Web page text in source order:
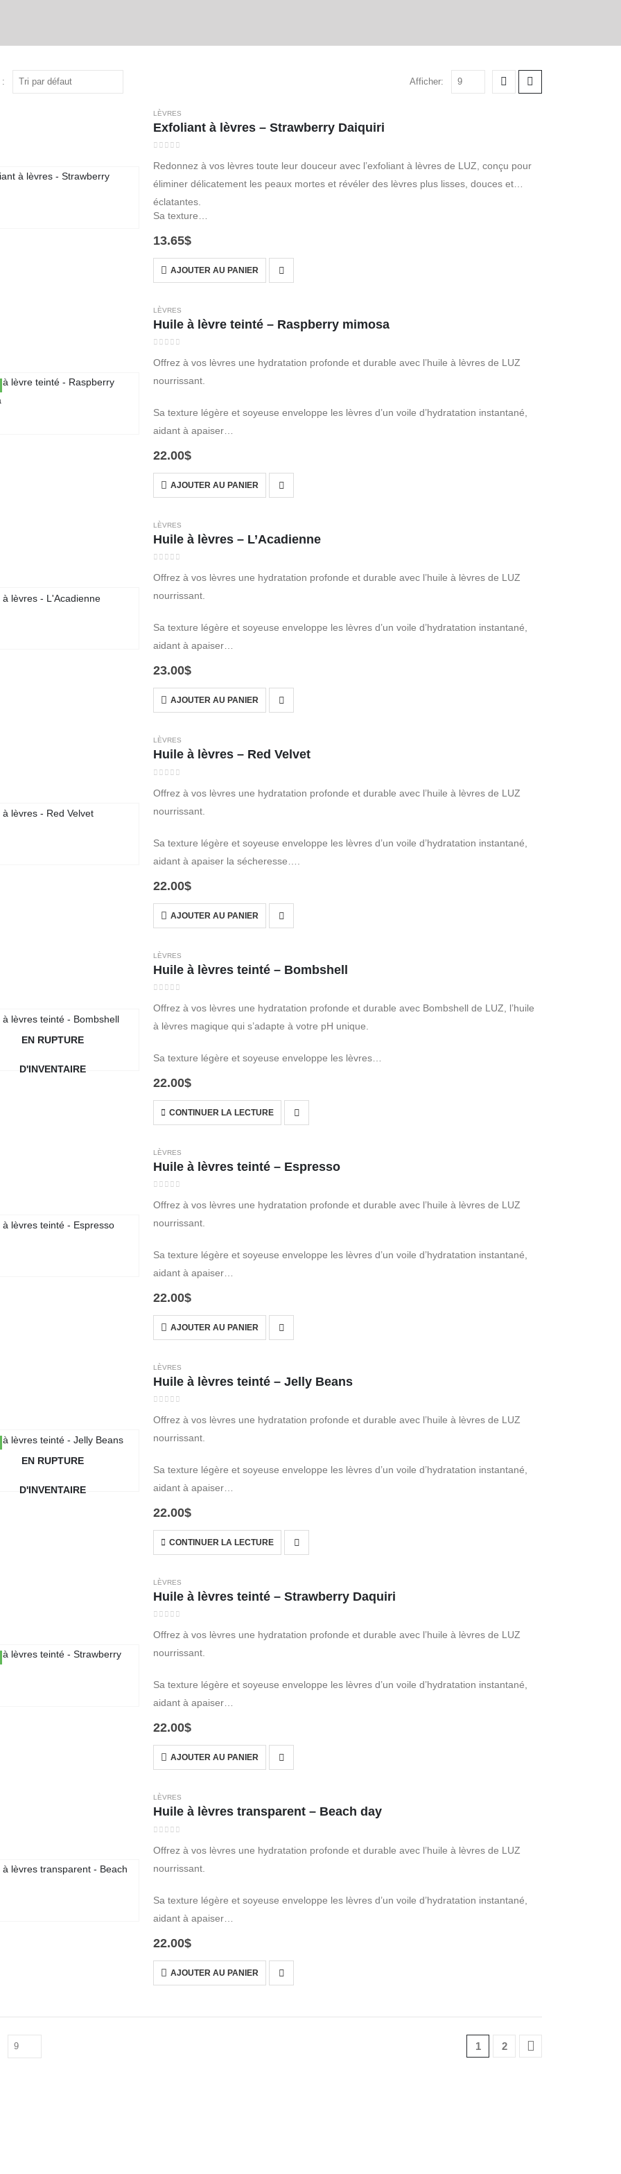
: Afficher:
LÈVRES
Exfoliant à lèvres – Strawberry Daiquiri
Redonnez à vos lèvres toute leur douceur avec l’exfoliant à lèvres de LUZ, conçu pour
éliminer délicatement les peaux mortes et révéler des lèvres plus lisses, douces et
éclatantes.
Sa texture…
13.65$
AJOUTER AU PANIER
LÈVRES
Huile à lèvre teinté – Raspberry mimosa
Offrez à vos lèvres une hydratation profonde et durable avec l’huile à lèvres de LUZ
nourrissant.
Sa texture légère et soyeuse enveloppe les lèvres d’un voile d’hydratation instantané,
aidant à apaiser…
22.00$
AJOUTER AU PANIER
LÈVRES
Huile à lèvres – L’Acadienne
Offrez à vos lèvres une hydratation profonde et durable avec l’huile à lèvres de LUZ
nourrissant.
Sa texture légère et soyeuse enveloppe les lèvres d’un voile d’hydratation instantané,
aidant à apaiser…
23.00$
AJOUTER AU PANIER
LÈVRES
Huile à lèvres – Red Velvet
Offrez à vos lèvres une hydratation profonde et durable avec l’huile à lèvres de LUZ
nourrissant.
Sa texture légère et soyeuse enveloppe les lèvres d’un voile d’hydratation instantané,
aidant à apaiser la sécheresse….
22.00$
AJOUTER AU PANIER
EN RUPTURE
D'INVENTAIRE
LÈVRES
Huile à lèvres teinté – Bombshell
Offrez à vos lèvres une hydratation profonde et durable avec Bombshell de LUZ, l’huile
à lèvres magique qui s’adapte à votre pH unique.
Sa texture légère et soyeuse enveloppe les lèvres…
22.00$
CONTINUER LA LECTURE
LÈVRES
Huile à lèvres teinté – Espresso
Offrez à vos lèvres une hydratation profonde et durable avec l’huile à lèvres de LUZ
nourrissant.
Sa texture légère et soyeuse enveloppe les lèvres d’un voile d’hydratation instantané,
aidant à apaiser…
22.00$
AJOUTER AU PANIER
EN RUPTURE
D'INVENTAIRE
LÈVRES
Huile à lèvres teinté – Jelly Beans
Offrez à vos lèvres une hydratation profonde et durable avec l’huile à lèvres de LUZ
nourrissant.
Sa texture légère et soyeuse enveloppe les lèvres d’un voile d’hydratation instantané,
aidant à apaiser…
22.00$
CONTINUER LA LECTURE
LÈVRES
Huile à lèvres teinté – Strawberry Daquiri
Offrez à vos lèvres une hydratation profonde et durable avec l’huile à lèvres de LUZ
nourrissant.
Sa texture légère et soyeuse enveloppe les lèvres d’un voile d’hydratation instantané,
aidant à apaiser…
22.00$
AJOUTER AU PANIER
LÈVRES
Huile à lèvres transparent – Beach day
Offrez à vos lèvres une hydratation profonde et durable avec l’huile à lèvres de LUZ
nourrissant.
Sa texture légère et soyeuse enveloppe les lèvres d’un voile d’hydratation instantané,
aidant à apaiser…
22.00$
AJOUTER AU PANIER
1 2